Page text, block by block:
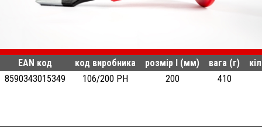
EAN код код виробника розмір l (мм) вага (г)
8590343015349
106/200 PH 200 410